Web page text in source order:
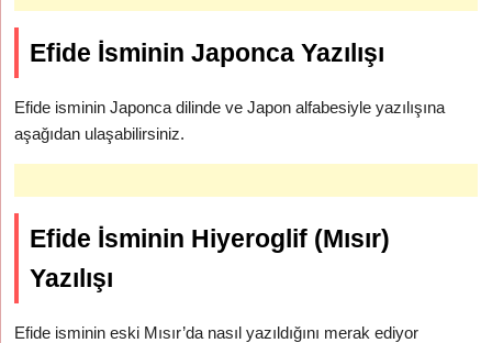
Efide İsminin Japonca Yazılışı
Efide isminin Japonca dilinde ve Japon alfabesiyle yazılışına
aşağıdan ulaşabilirsiniz.
Efide İsminin Hiyeroglif (Mısır)
Yazılışı
Efide isminin eski Mısır’da nasıl yazıldığını merak ediyor